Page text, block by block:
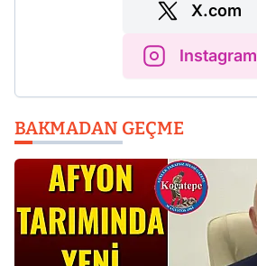
X.com
Instagram
BAKMADAN GEÇME